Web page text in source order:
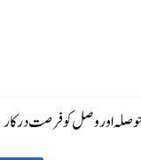
حوصلہ اور وصل کو فرصت درکار